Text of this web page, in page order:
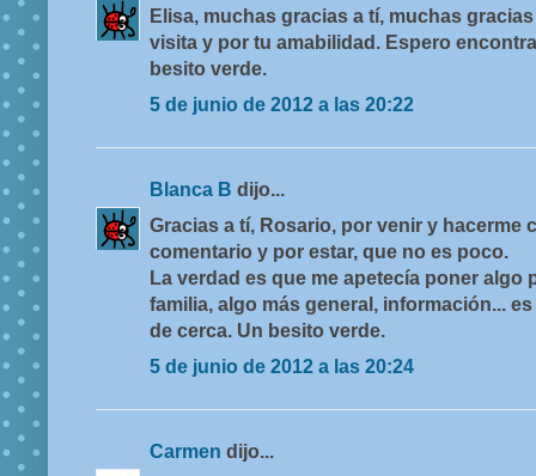
Elisa, muchas gracias a tí, muchas
visita y por tu amabilidad. Espero
besito verde.
5 de junio de 2012 a las 20:22
Blanca B dijo...
Gracias a tí, Rosario, por venir y hacerme
comentario y por estar, que no es poco.
La verdad es que me apetecía poner algo
familia, algo más general, información...
de cerca. Un besito verde.
5 de junio de 2012 a las 20:24
Carmen dijo...